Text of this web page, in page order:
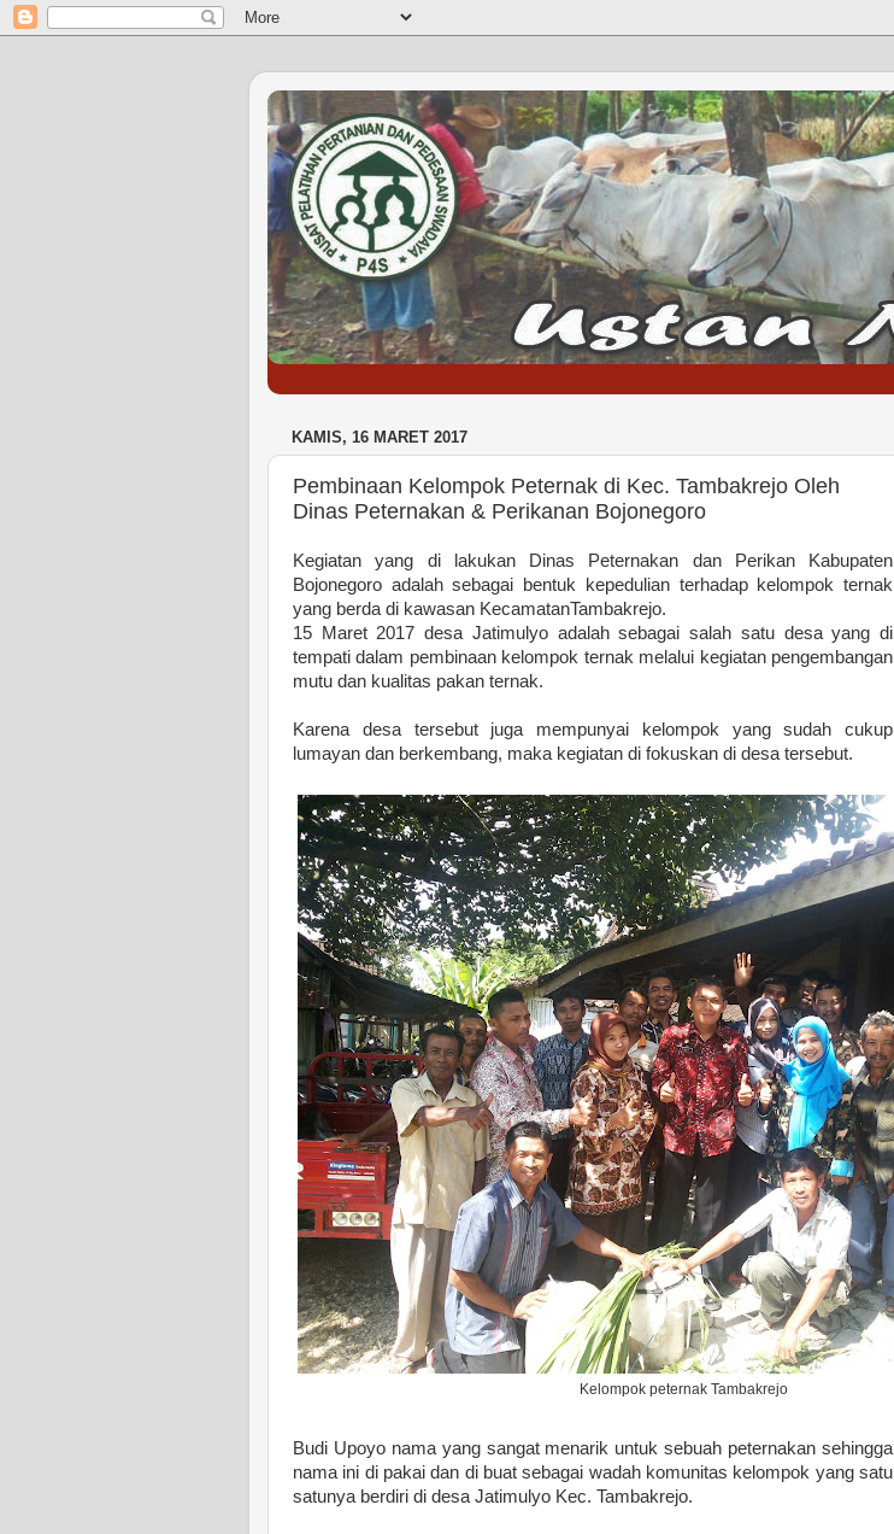
KAMIS, 16 MARET 2017
Pembinaan Kelompok Peternak di Kec. Tambakrejo Oleh
Dinas Peternakan & Perikanan Bojonegoro
Kegiatan yang di lakukan Dinas Peternakan dan Perikan Kabupaten
Bojonegoro adalah sebagai bentuk kepedulian terhadap kelompok ternak
yang berda di kawasan KecamatanTambakrejo.
15 Maret 2017 desa Jatimulyo adalah sebagai salah satu desa yang di
tempati dalam pembinaan kelompok ternak melalui kegiatan pengembangan
mutu dan kualitas pakan ternak.
Karena desa tersebut juga mempunyai kelompok yang sudah cukup
lumayan dan berkembang, maka kegiatan di fokuskan di desa tersebut.
Kelompok peternak Tambakrejo
Budi Upoyo nama yang sangat menarik untuk sebuah peternakan sehingga
nama ini di pakai dan di buat sebagai wadah komunitas kelompok yang satu
satunya berdiri di desa Jatimulyo Kec. Tambakrejo.